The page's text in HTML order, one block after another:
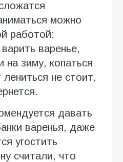
можно
работой:
варенье,
на зиму, копаться
не стоит,
давать
варенья, даже
угостить
считали, что